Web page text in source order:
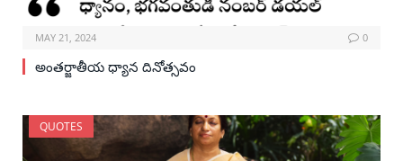
MAY 21, 2024 0
అంతర్జాతీయ ధ్యాన దినోత్సవం
QUOTES